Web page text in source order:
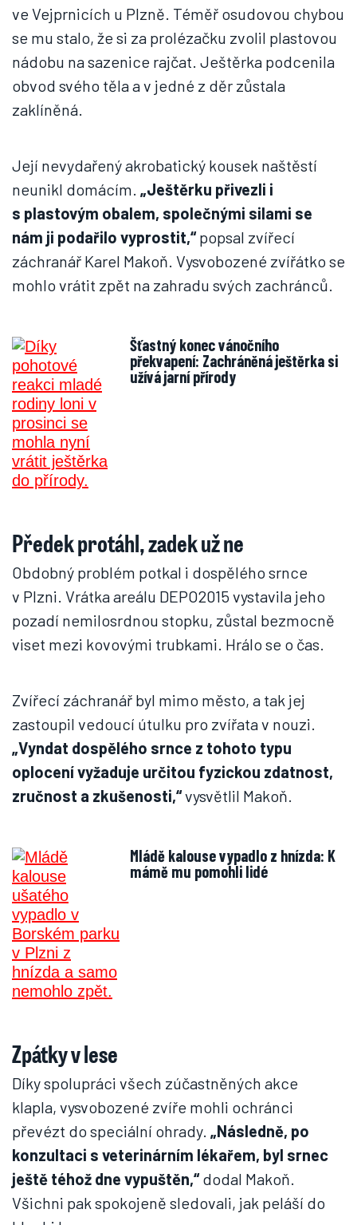
ve Vejprnicích u Plzně. Téměř osudovou chybou
se mu stalo, že si za prolézačku zvolil plastovou
nádobu na sazenice rajčat. Ještěrka podcenila
obvod svého těla a v jedné z děr zůstala
zaklíněná.
Její nevydařený akrobatický kousek naštěstí
neunikl domácím. „Ještěrku přivezli i
s plastovým obalem, společnými silami se
nám ji podařilo vyprostit,“popsal zvířecí
záchranář Karel Makoň. Vysvobozené zvířátko se
mohlo vrátit zpět na zahradu svých zachránců.
Šťastný konec vánočního
překvapení: Zachráněná ještěrka si
užívá jarní přírody
Předek protáhl, zadek už ne
Obdobný problém potkal i dospělého srnce
v Plzni. Vrátka areálu DEPO2015 vystavila jeho
pozadí nemilosrdnou stopku, zůstal bezmocně
viset mezi kovovými trubkami. Hrálo se o čas.
Zvířecí záchranář byl mimo město, a tak jej
zastoupil vedoucí útulku pro zvířata v nouzi.
„Vyndat dospělého srnce z tohoto typu
oplocení vyžaduje určitou fyzickou zdatnost,
zručnost a zkušenosti,“vysvětlil Makoň.
Mládě kalouse vypadlo z hnízda: K
mámě mu pomohli lidé
Zpátky v lese
Díky spolupráci všech zúčastněných akce
klapla, vysvobozené zvíře mohli ochránci
převézt do speciální ohrady. „Následně, po
konzultaci s veterinárním lékařem, byl srnec
ještě téhož dne vypuštěn,“dodal Makoň.
Všichni pak spokojeně sledovali, jak peláší do